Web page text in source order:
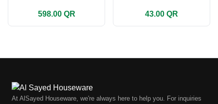
598.00 QR 43.00 QR
At AlSayed Houseware, we're always here to help you. For inquiries